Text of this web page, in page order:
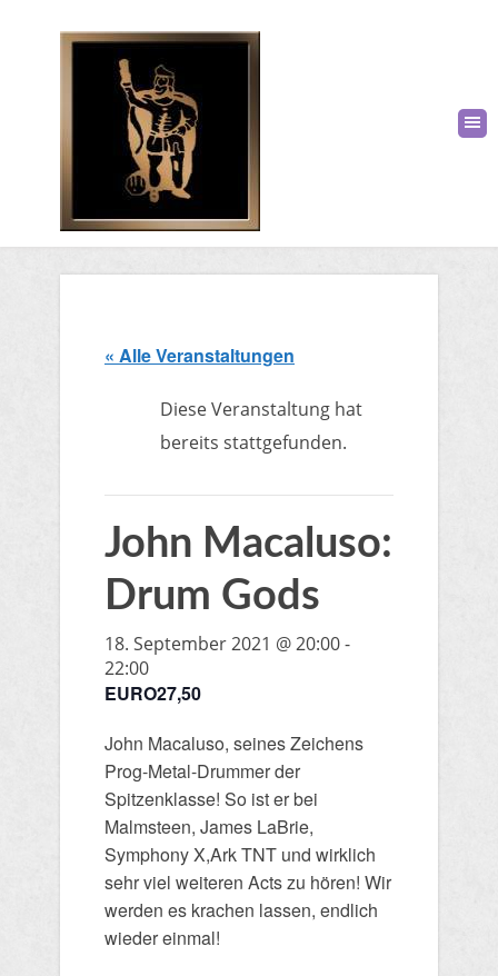
« Alle Veranstaltungen
Diese Veranstaltung hat
bereits stattgefunden.
John Macaluso:
Drum Gods
18. September 2021 @ 20:00-
22:00
EURO27,50
John Macaluso, seines Zeichens
Prog-Metal-Drummer der
Spitzenklasse! So ist er bei
Malmsteen, James LaBrie,
Symphony X,Ark TNT und wirklich
sehr viel weiteren Acts zu hören! Wir
werden es krachen lassen, endlich
wieder einmal!